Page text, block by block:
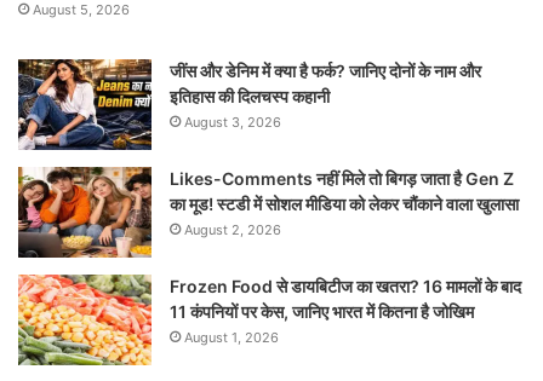
August 5, 2026
जींस और डेनिम में क्या है फर्क? जानिए दोनों के नाम और
इतिहास की दिलचस्प कहानी
August 3, 2026
Likes-Comments नहीं मिले तो बिगड़ जाता है Gen Z
का मूड! स्टडी में सोशल मीडिया को लेकर चौंकाने वाला खुलासा
August 2, 2026
Frozen Food से डायबिटीज का खतरा? 16 मामलों के बाद
11 कंपनियों पर केस, जानिए भारत में कितना है जोखिम
August 1, 2026